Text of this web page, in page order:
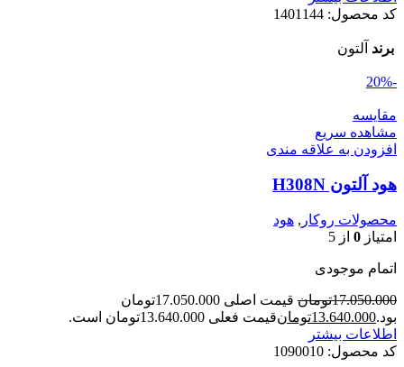
کد محصول: 1401144
برند آلتون
-20%
مقایسه
مشاهده سریع
افزودن به علاقه مندی
هود آلتون H308N
محصولات روکار , هود
امتیاز 0 از 5
اتمام موجودی
17.050.000تومان
قیمت اصلی 17.050.000تومان
بود.13.640.000تومانقیمت فعلی 13.640.000تومان است.
اطلاعات بیشتر
کد محصول: 1090010